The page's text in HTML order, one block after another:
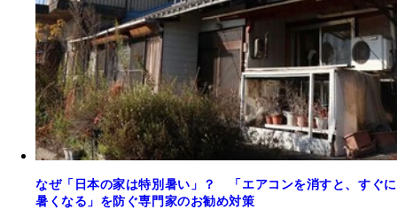
なぜ「日本の家は特別暑い」？ 「エアコンを消すと、すぐに
暑くなる」を防ぐ専門家のお勧め対策